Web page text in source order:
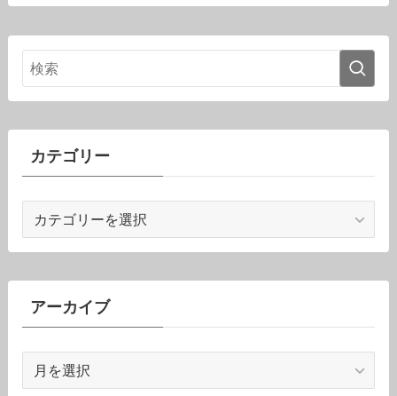
カテゴリー
ゴ
リ
ーアーカイブ